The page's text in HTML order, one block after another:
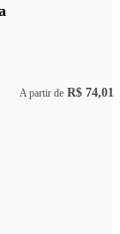
A partir de R$ 74,01